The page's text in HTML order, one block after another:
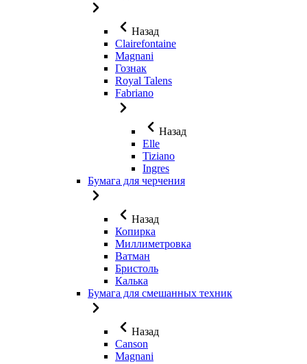
Назад
Clairefontaine
Magnani
Гознак
Royal Talens
Fabriano
Назад
Elle
Tiziano
Ingres
Бумага для черчения
Назад
Копирка
Миллиметровка
Ватман
Бристоль
Калька
Бумага для смешанных техник
Назад
Canson
Magnani